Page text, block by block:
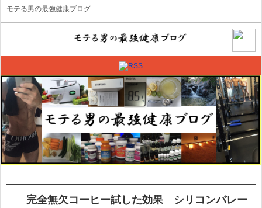
モテる男の最強健康ブログ
完全無欠コーヒー試した効果 シリコンバレー